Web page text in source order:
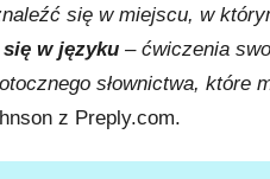
się w miejscu, w
w języku – ćwiczenia
słownictwa, które
z Preply.com.